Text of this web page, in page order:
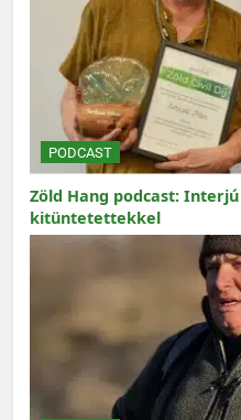
PODCAST
Zöld Hang podcast:
kitüntetettekkel